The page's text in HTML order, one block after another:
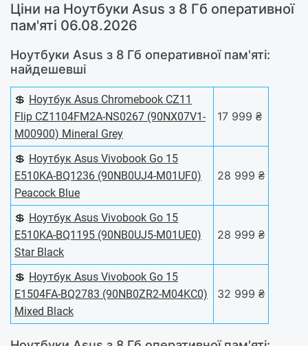
Ціни на Ноутбуки Asus з 8 Гб оперативної
пам'яті 06.08.2026
Ноутбуки Asus з 8 Гб оперативної пам'яті:
найдешевші
💲 Ноутбук Asus Chromebook CZ11
Flip CZ1104FM2A-NS0267 (90NX07V1-
M00900) Mineral Grey
17 999 ₴
💲 Ноутбук Asus Vivobook Go 15
E510KA-BQ1236 (90NB0UJ4-M01UF0)
Peacock Blue
28 999 ₴
💲 Ноутбук Asus Vivobook Go 15
E510KA-BQ1195 (90NB0UJ5-M01UE0)
Star Black
28 999 ₴
💲 Ноутбук Asus Vivobook Go 15
E1504FA-BQ2783 (90NB0ZR2-M04KC0)
Mixed Black
32 999 ₴